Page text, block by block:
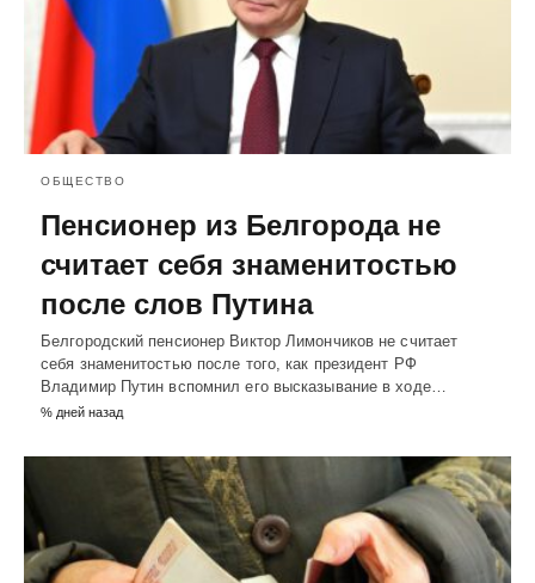
ОБЩЕСТВО
Пенсионер из Белгорода не
считает себя знаменитостью
после слов Путина
Белгородский пенсионер Виктор Лимончиков не считает
себя знаменитостью после того, как президент РФ
Владимир Путин вспомнил его высказывание в ходе…
% дней назад